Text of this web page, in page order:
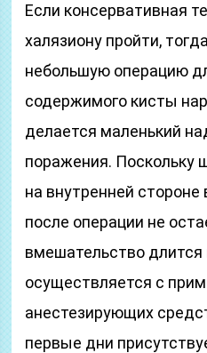
Если консервативная
халязиону пройти,
небольшую операцию
содержимого кисты
делается маленький
поражения. Поскольку
на внутренней
после операции не
вмешательство длится
осуществляется с
анестезирующих
первые дни